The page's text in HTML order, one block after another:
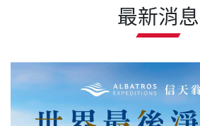
最新消息